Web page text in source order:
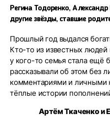
Контакты
Регина Тодоренко,
другие звёзды, ставшие
Прошлый год выдался
Кто-то из известных
у кого-то семья стала ещё
рассказывали об этом без
комментариями и личными
тёплые истории
Артём Ткаченко и